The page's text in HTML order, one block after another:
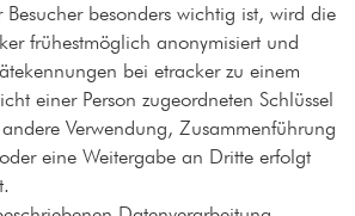
Besucher besonders wichtig ist, wird die
frühestmöglich anonymisiert und
bei etracker zu einem
einer Person zugeordneten Schlüssel
Verwendung, Zusammenführung
eine Weitergabe an Dritte erfolgt